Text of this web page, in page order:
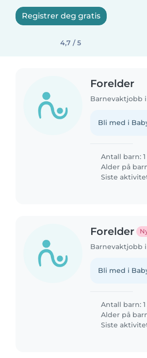
Registrer deg gratis
4,7 / 5
Forelder
Barnevaktjobb
Bli med i
Antall barn: 1
Alder på
Siste
Forelder
Barnevaktjobb
Bli med i
Antall barn: 1
Alder på
Siste